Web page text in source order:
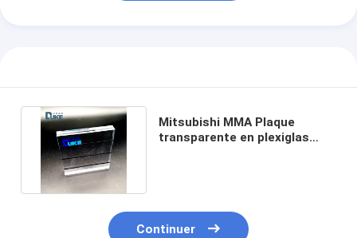
Mitsubishi MMA Plaque
transparente en plexiglas
Continuer